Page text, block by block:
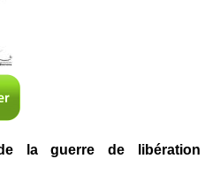
la guerre de libération